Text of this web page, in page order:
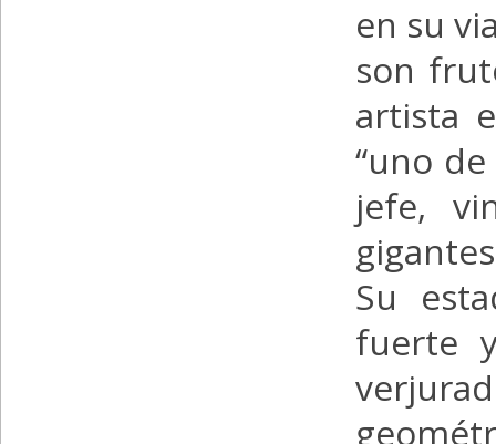
en su
son
artista
“uno
jefe,
Su
fuerte